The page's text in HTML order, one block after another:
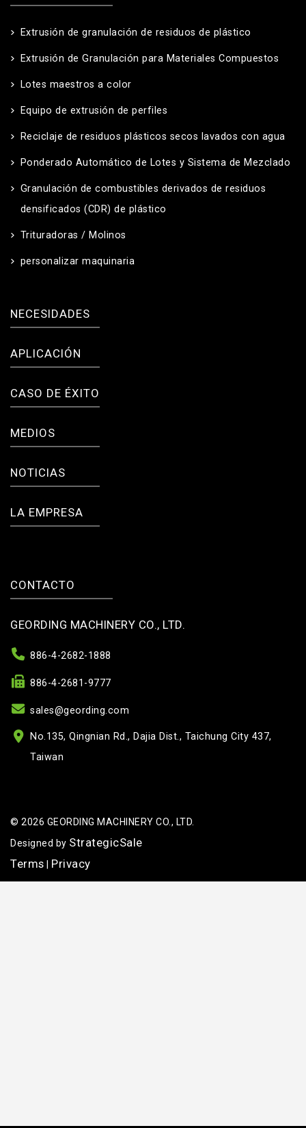
Extrusión de granulación de residuos de plástico
Extrusión de Granulación para Materiales Compuestos
Lotes maestros a color
Equipo de extrusión de perfiles
Reciclaje de residuos plásticos secos lavados con agua
Ponderado Automático de Lotes y Sistema de Mezclado
Granulación de combustibles derivados de residuos
densificados (CDR) de plástico
Trituradoras / Molinos
personalizar maquinaria
NECESIDADES
APLICACIÓN
CASO DE ÉXITO
MEDIOS
NOTICIAS
LA EMPRESA
CONTACTO
GEORDING MACHINERY CO., LTD.
886-4-2682-1888
886-4-2681-9777
sales@geording.com
No.135, Qingnian Rd., Dajia Dist., Taichung City 437,
Taiwan
© 2026 GEORDING MACHINERY CO., LTD.
Designed by StrategicSale
Terms Privacy